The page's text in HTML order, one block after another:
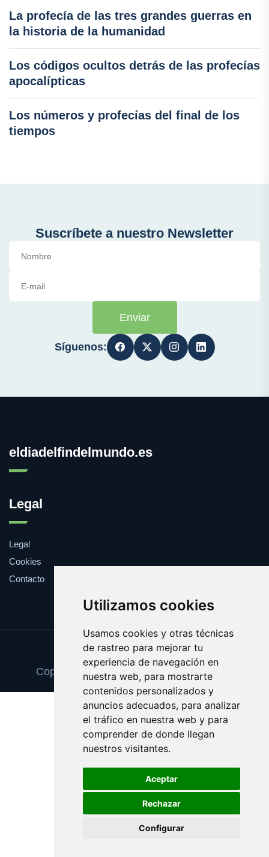
Utilizamos cookies
Usamos cookies y otras técnicas
de rastreo para mejorar tu
experiencia de navegación en
nuestra web, para mostrarte
contenidos personalizados y
anuncios adecuados, para analizar
el tráfico en nuestra web y para
comprender de donde llegan
nuestros visitantes.
Aceptar
Rechazar
Configurar
La profecía de las tres grandes guerras en
la historia de la humanidad
Los códigos ocultos detrás de las profecías
apocalípticas
Los números y profecías del final de los
tiempos
Suscríbete a nuestro Newsletter
Enviar
Síguenos:
eldiadelfindelmundo.es
Legal
Legal
Cookies
Contacto
Update cookies preferences
Copyright © 2025 eldiadelfindelmundo.es